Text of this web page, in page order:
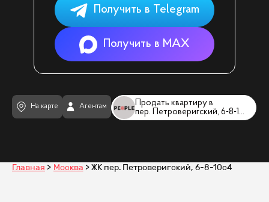
Продать квартиру в
пер. Петроверигский, 6-8-10с4
На карте Агентам
Получить в Telegram
Получить в MAX
Главная Москва ЖК пер. Петроверигский, 6-8-10с4